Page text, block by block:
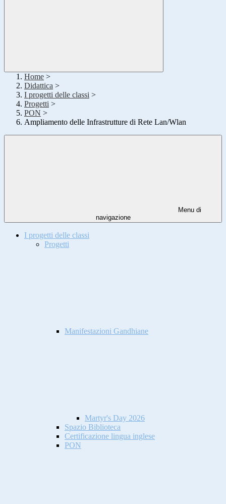
Home >
Didattica >
I progetti delle classi >
Progetti >
PON >
Ampliamento delle Infrastrutture di Rete Lan/Wlan
Menu di
navigazione
I progetti delle classi
Progetti
Manifestazioni Gandhiane
Martyr's Day 2026
Spazio Biblioteca
Certificazione lingua inglese
PON